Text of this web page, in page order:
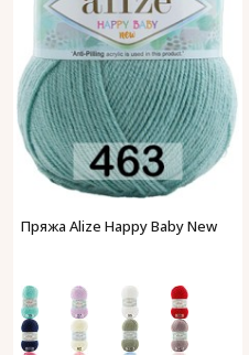
Пряжа Alize Happy Baby New